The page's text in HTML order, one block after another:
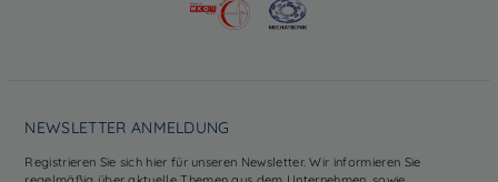
NEWSLETTER ANMELDUNG
Registrieren Sie sich hier für unseren Newsletter. Wir informieren Sie